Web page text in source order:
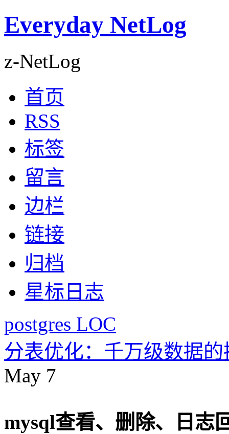
Everyday NetLog
z-NetLog
首页
RSS
标签
留言
边栏
链接
归档
星标日志
postgres LOC
分表优化：千万级数据的
May 7
mysql查看、删除、日志